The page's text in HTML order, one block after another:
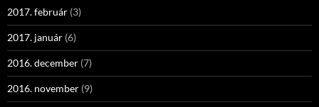
2017. február (3)
2017. január (6)
2016. december (7)
2016. november (9)